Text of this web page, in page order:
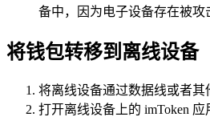
备中，因为电子设备存在被攻
将钱包转移到离线设备
将离线设备通过数据线或者其
打开离线设备上的 imToken